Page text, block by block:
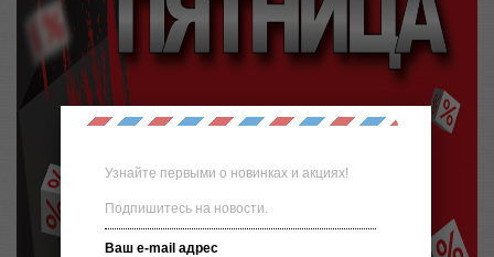
Узнайте первыми о новинках и акциях!
Подпишитесь на новости.
Ваш e-mail адрес